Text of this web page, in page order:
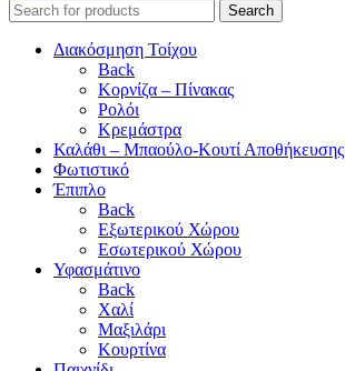
Search
Διακόσμηση Τοίχου
Back
Κορνίζα – Πίνακας
Ρολόι
Κρεμάστρα
Καλάθι – Μπαούλο-Κουτί Αποθήκευσης
Φωτιστικό
Έπιπλο
Back
Εξωτερικού Χώρου
Εσωτερικού Χώρου
Υφασμάτινο
Back
Χαλί
Μαξιλάρι
Κουρτίνα